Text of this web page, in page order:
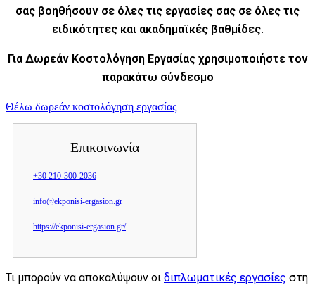
σας βοηθήσουν σε όλες τις εργασίες σας σε όλες τις
ειδικότητες και ακαδημαϊκές βαθμίδες.
Για Δωρεάν Κοστολόγηση Εργασίας χρησιμοποιήστε τον
παρακάτω σύνδεσμο
Θέλω δωρεάν κοστολόγηση εργασίας
Επικοινωνία
+30 210-300-2036
info@ekponisi-ergasion.gr
https://ekponisi-ergasion.gr/
Τι μπορούν να αποκαλύψουν οι διπλωματικές εργασίες στη